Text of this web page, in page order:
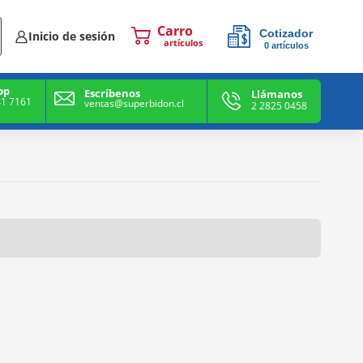
Inicio de sesión artículos
Cotizador
0artículos
7161
Escríbenos
ventas@superbidon.cl
Llámanos
2 2825 0458